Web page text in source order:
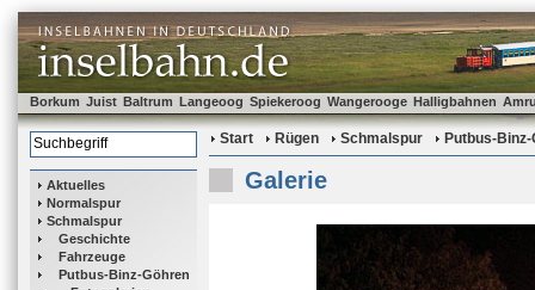
Borkum Juist Baltrum Langeoog Spiekeroog Wangerooge Halligbahnen
Aktuelles
Normalspur
Schmalspur
Geschichte
Fahrzeuge
Putbus-Binz-Göhren
Start Rügen Schmalspur Putbus-
Galerie